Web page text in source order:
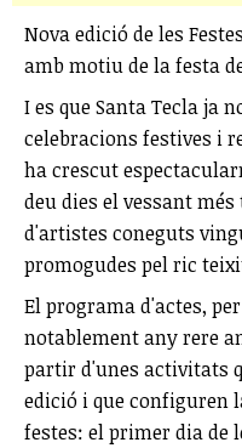
Nova edició de les
amb motiu de la festa
I es que Santa Tecla ja
celebracions festives i
ha crescut
deu dies el vessant
d'artistes coneguts
promogudes pel ric
El programa d'actes,
notablement any rere
partir d'unes activitats
edició i que configuren
festes: el primer dia de